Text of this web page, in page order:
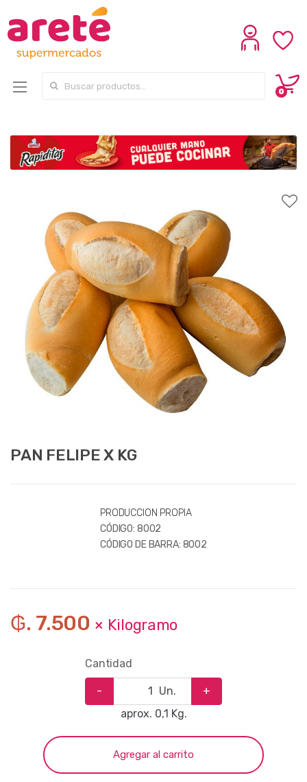
Search for:
0
PAN FELIPE X KG
PRODUCCION PROPIA
CÓDIGO: 8002
CÓDIGO DE BARRA: 8002
₲. 7.500 × Kilogramo
Cantidad
- Un.
+
aprox. 0,1 Kg.
Agregar al carrito